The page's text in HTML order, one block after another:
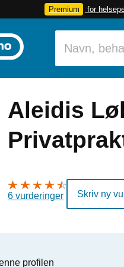
Premium for
Aleidis
6 vurderinger Skriv ny
profilen